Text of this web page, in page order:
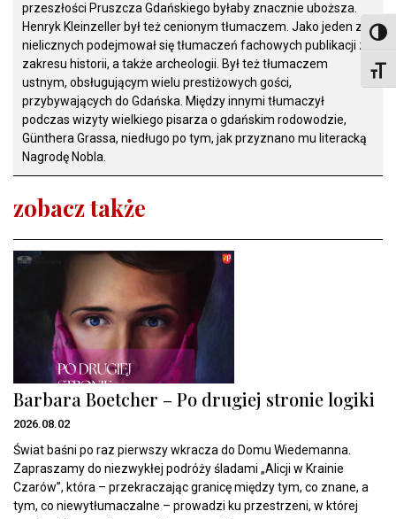
przeszłości Pruszcza Gdańskiego byłaby znacznie uboższa.
Henryk Kleinzeller był też cenionym tłumaczem. Jako jeden z
nielicznych podejmował się tłumaczeń fachowych publikacji z
zakresu historii, a także archeologii. Był też tłumaczem
ustnym, obsługującym wielu prestiżowych gości,
przybywających do Gdańska. Między innymi tłumaczył
podczas wizyty wielkiego pisarza o gdańskim rodowodzie,
Günthera Grassa, niedługo po tym, jak przyznano mu literacką
Nagrodę Nobla.
zobacz także
Barbara Boetcher – Po drugiej stronie logiki
2026.08.02
Świat baśni po raz pierwszy wkracza do Domu Wiedemanna.
Zapraszamy do niezwykłej podróży śladami „Alicji w Krainie
Czarów”, która – przekraczając granicę między tym, co znane, a
tym, co niewytłumaczalne – prowadzi ku przestrzeni, w której